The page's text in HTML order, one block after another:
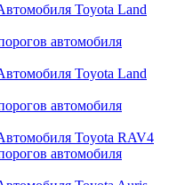
Toyota Land
Toyota Land
Toyota RAV4